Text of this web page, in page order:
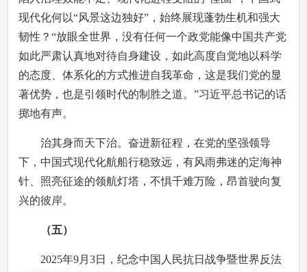
现代化何以“风景这边独好”，始终展现蓬勃生机和强大
韧性？“放眼全世界，没有任何一个政党能像中国共产党
如此严肃认真地对待自身建设，如此高度自觉地以科学
的态度、体系化的方式推进自我革命，这是我们党的显
著优势，也是引领时代的制胜之道。”习近平总书记的话
掷地有声。
治其身而天下治。奋进新征程，在党的坚强领导
下，中国式现代化航船行稳致远，有风雨弗迷的定海神
针、照亮征途的领航灯塔，不惧千难万险，昂首驶向复
兴的彼岸。
（五）
2025年9月3日，纪念中国人民抗日战争暨世界反法